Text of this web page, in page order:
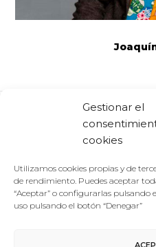
Gestionar el
cookies
Utilizamos cookies propias y de
de rendimiento. Puedes aceptar
“Aceptar” o configurarlas pulsando
uso pulsando el botón “Denegar”
Comparte: